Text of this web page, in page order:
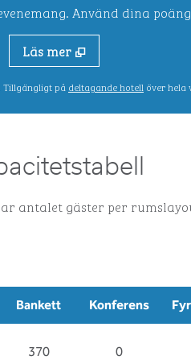
Använd dina
Läs mer
Tillgängligt på deltagande hotell .Öppnar
över hela
antalet gäster per
Bankett Konferens
370 0